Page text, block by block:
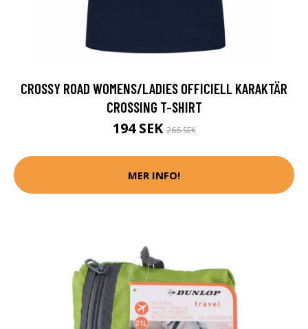
CROSSY ROAD WOMENS/LADIES OFFICIELL KARAKTÄR
CROSSING T-SHIRT
194 SEK266 SEK
MER INFO!